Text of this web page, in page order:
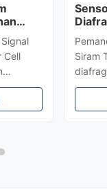
Cell
HT19
Siram